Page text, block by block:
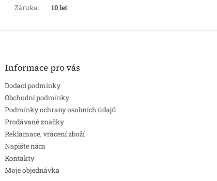
Záruka: 10 let
Z
Informace pro vás
Dodací podmínky
Obchodní podmínky
Podmínky ochrany osobních údajů
Prodávané značky
Reklamace, vrácení zboží
Napište nám
Kontakty
Moje objednávka